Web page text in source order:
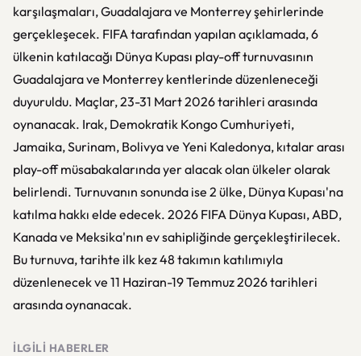
karşılaşmaları, Guadalajara ve Monterrey şehirlerinde
gerçekleşecek. FIFA tarafından yapılan açıklamada, 6
ülkenin katılacağı Dünya Kupası play-off turnuvasının
Guadalajara ve Monterrey kentlerinde düzenleneceği
duyuruldu. Maçlar, 23-31 Mart 2026 tarihleri arasında
oynanacak. Irak, Demokratik Kongo Cumhuriyeti,
Jamaika, Surinam, Bolivya ve Yeni Kaledonya, kıtalar arası
play-off müsabakalarında yer alacak olan ülkeler olarak
belirlendi. Turnuvanın sonunda ise 2 ülke, Dünya Kupası'na
katılma hakkı elde edecek. 2026 FIFA Dünya Kupası, ABD,
Kanada ve Meksika'nın ev sahipliğinde gerçekleştirilecek.
Bu turnuva, tarihte ilk kez 48 takımın katılımıyla
düzenlenecek ve 11 Haziran-19 Temmuz 2026 tarihleri
arasında oynanacak.
İLGILI HABERLER